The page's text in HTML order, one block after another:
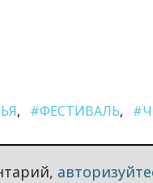
#ФЕСТИВАЛЬ